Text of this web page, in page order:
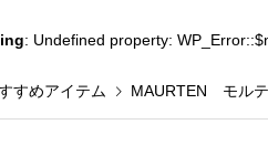
: Undefined property:
すめアイテム
MAURTEN モル